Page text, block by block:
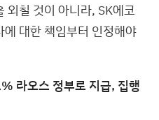
외칠 것이 아니라, SK에코
대한 책임부터 인정해야
라오스 정부로 지급, 집행